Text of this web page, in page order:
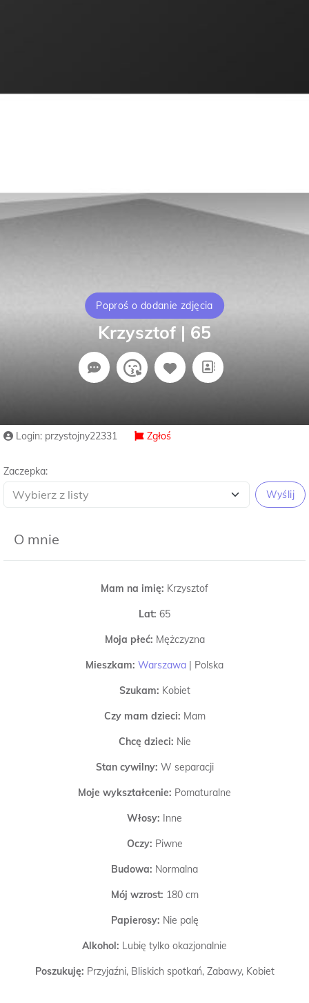
Krzysztof | 65
Poproś o dodanie zdjęcia
Login: przystojny22331 Zgłoś
Zaczepka:
Wyślij
O mnie
Mam na imię: Krzysztof
Lat: 65
Moja płeć: Mężczyzna
Mieszkam: Warszawa | Polska
Szukam: Kobiet
Czy mam dzieci: Mam
Chcę dzieci: Nie
Stan cywilny: W separacji
Moje wykształcenie: Pomaturalne
Włosy: Inne
Oczy: Piwne
Budowa: Normalna
Mój wzrost: 180 cm
Papierosy: Nie palę
Alkohol: Lubię tylko okazjonalnie
Poszukuję: Przyjaźni, Bliskich spotkań, Zabawy, Kobiet